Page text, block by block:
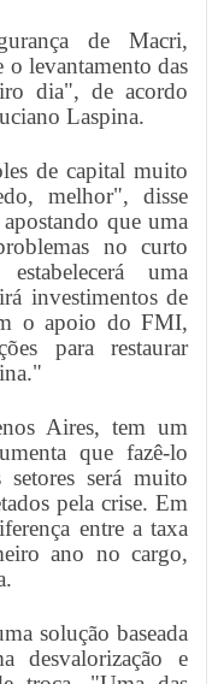
de Macri,
o levantamento das
dia", de acordo
Laspina.
de capital muito
melhor", disse
que uma
no curto
uma
investimentos de
o apoio do FMI,
para restaurar
Aires, tem um
que fazê-lo
será muito
pela crise. Em
entre a taxa
ano no cargo,
solução baseada
desvalorização e